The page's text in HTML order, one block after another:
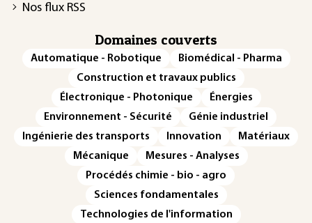
Nos flux RSS
Domaines couverts
Automatique - Robotique
Biomédical - Pharma
Construction et travaux publics
Électronique - Photonique
Énergies
Environnement - Sécurité
Génie industriel
Ingénierie des transports
Innovation
Matériaux
Mécanique
Mesures - Analyses
Procédés chimie - bio - agro
Sciences fondamentales
Technologies de l'information